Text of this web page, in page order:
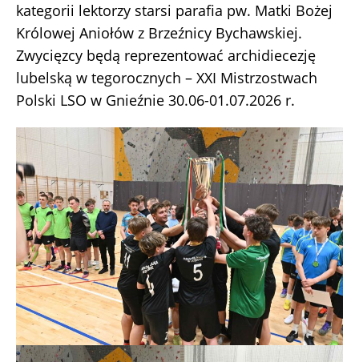
kategorii lektorzy starsi parafia pw. Matki Bożej
Królowej Aniołów z Brzeźnicy Bychawskiej.
Zwycięzcy będą reprezentować archidiecezję
lubelską w tegorocznych – XXI Mistrzostwach
Polski LSO w Gnieźnie 30.06-01.07.2026 r.